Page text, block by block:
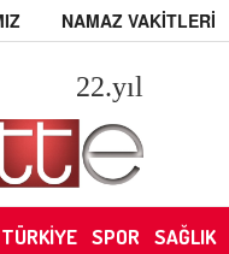
NAMAZ VAKİTLERİ
22.yıl
TÜRKİYE SPOR SAĞLIK